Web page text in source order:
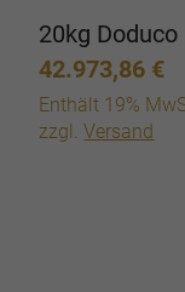
20kg
42.973,86 €
Enthält 19%
zzgl.Versand